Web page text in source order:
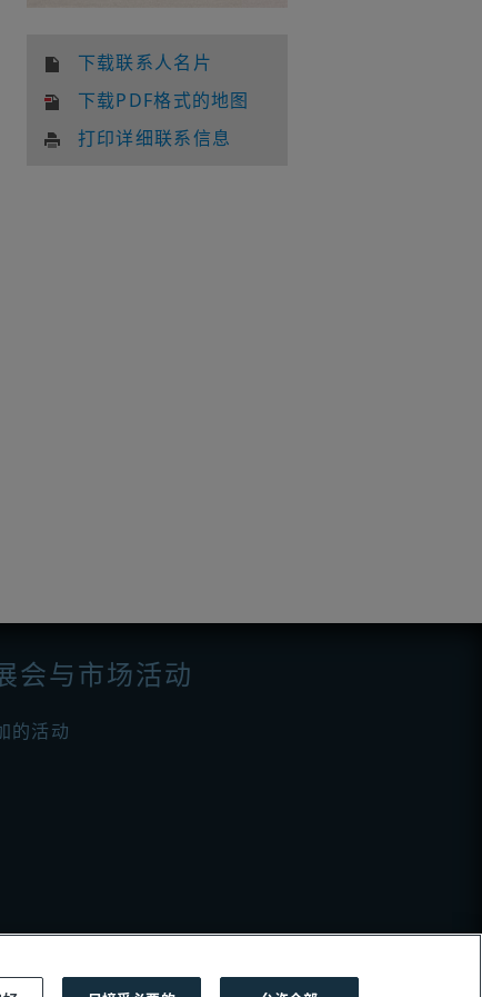
下载联系人名片
下载PDF格式的地图
打印详细联系信息
会与市场活动
的活动